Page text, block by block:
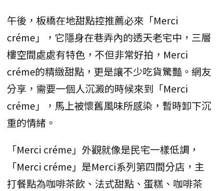
午後，板橋在地甜點控推薦必來「Merci
créme」，它隱身在巷弄內的透天老宅中，三層
樓空間處處有特色，不但非常好拍，Merci
créme的精緻甜點，更是讓不少吃貨驚豔。網友
分享，需要一個人沉澱的時候來到「Merci
créme」，馬上被懷舊風味所感染，暫時卸下沉
重的情緒。
「Merci créme」外觀就像是民宅一樣低調，
「Merci créme」是Merci系列第四間分店，主
打餐點為咖啡茶飲、法式甜點、蛋糕、咖啡茶